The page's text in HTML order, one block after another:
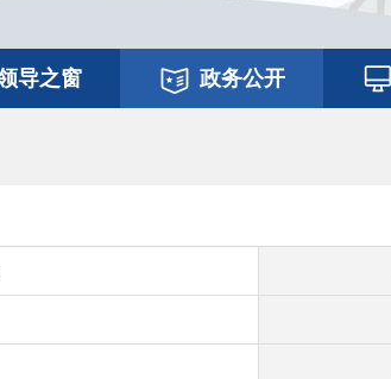
导之窗 政务公开